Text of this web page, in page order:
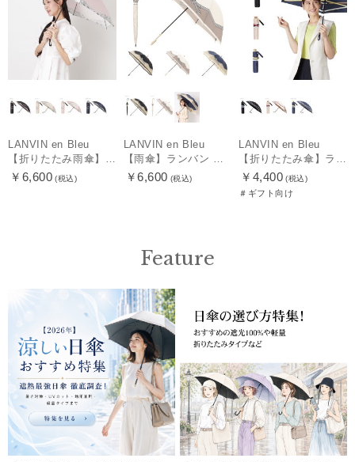
LANVIN en Bleu
【折りたたみ雨傘】ランバン オン ブルー（LANVIN en Bleu）デイジーリボン クイックアーチ 簡単開閉
￥6,600 (税込)
LANVIN en Bleu
￥6,600 (税込)
LANVIN en Bleu
￥4,400 (税込)
＃ギフト向け
Feature